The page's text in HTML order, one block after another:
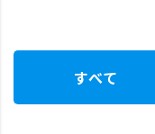
すべて